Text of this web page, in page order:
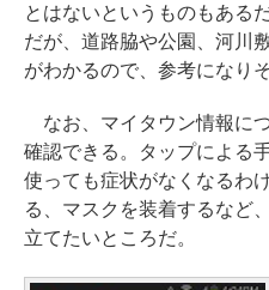
とはないというものもある
だが、道路脇や公園、河川
がわかるので、参考になりそ
なお、マイタウン情報に
確認できる。タップによる
使っても症状がなくなるわ
る、マスクを装着するなど
立てたいところだ。